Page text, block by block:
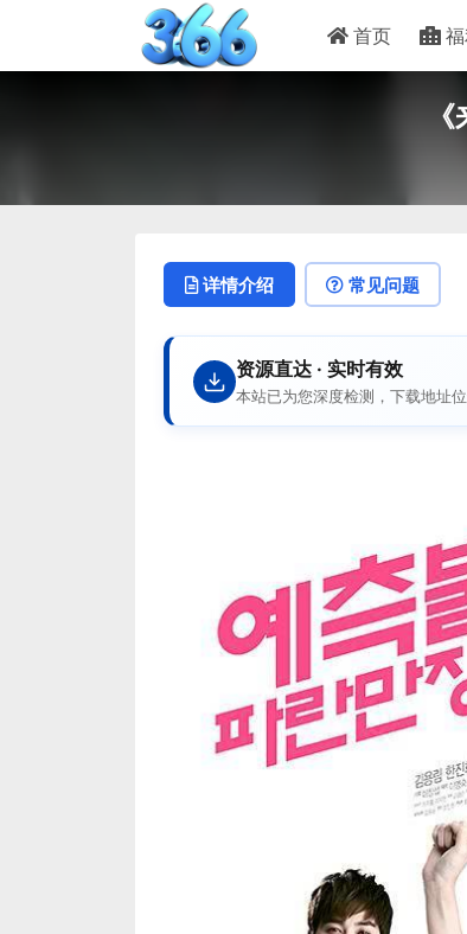
首页
详情介绍 常见问题
资源直达 · 实时有效
本站已为您深度检测，下载地址